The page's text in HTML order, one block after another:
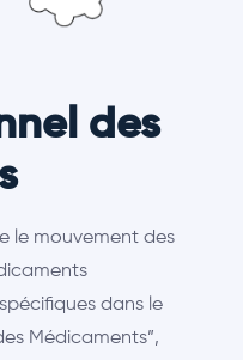
des
le mouvement des
dans le
Médicaments”,